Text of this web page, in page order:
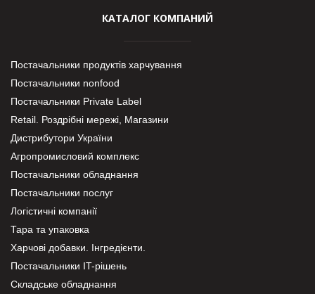
КАТАЛОГ КОМПАНИЙ
Постачальники продуктів харчування
Постачальники nonfood
Постачальники Private Label
Retail. Роздрібні мережі, Магазини
Дистрибутори України
Агропромисловий комплекс
Постачальники обладнання
Постачальники послуг
Логістичні компанії
Тара та упаковка
Харчові добавки. Інгредієнти.
Постачальники IT-рішень
Складське обладнання